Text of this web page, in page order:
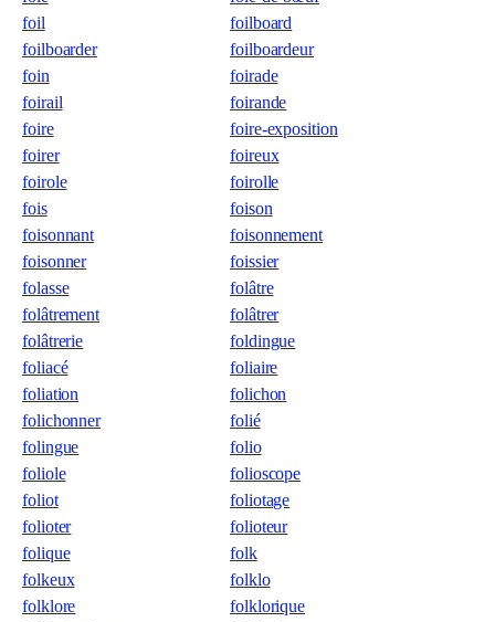
foil
foilboard
foilboarder
foilboardeur
foin
foirade
foirail
foirande
foire
foire-exposition
foirer
foireux
foirole
foirolle
fois
foison
foisonnant
foisonnement
foisonner
foissier
folasse
folâtre
folâtrement
folâtrer
folâtrerie
foldingue
foliacé
foliaire
foliation
folichon
folichonner
folié
folingue
folio
foliole
folioscope
foliot
foliotage
folioter
folioteur
folique
folk
folkeux
folklo
folklore
folklorique